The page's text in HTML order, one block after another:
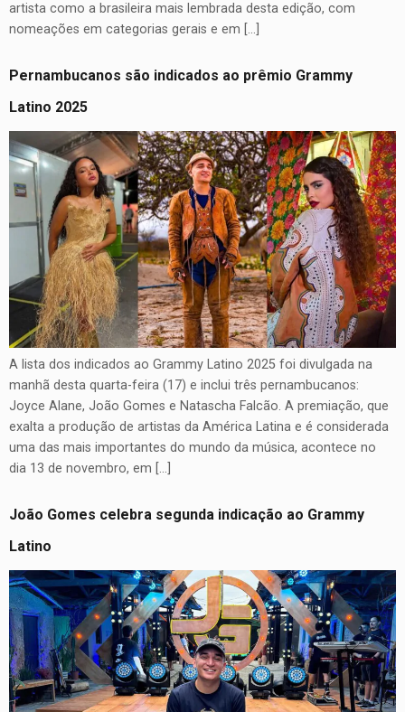
artista como a brasileira mais lembrada desta edição, com
nomeações em categorias gerais e em […]
Pernambucanos são indicados ao prêmio Grammy
Latino 2025
A lista dos indicados ao Grammy Latino 2025 foi divulgada na
manhã desta quarta-feira (17) e inclui três pernambucanos:
Joyce Alane, João Gomes e Natascha Falcão. A premiação, que
exalta a produção de artistas da América Latina e é considerada
uma das mais importantes do mundo da música, acontece no
dia 13 de novembro, em […]
João Gomes celebra segunda indicação ao Grammy
Latino